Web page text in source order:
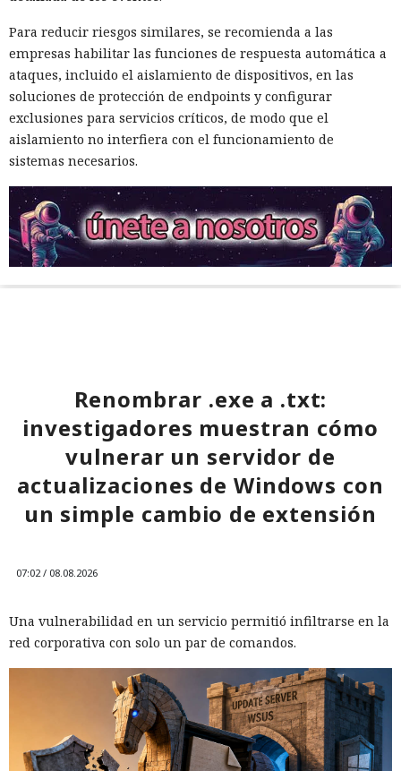
Para reducir riesgos similares, se recomienda a las
empresas habilitar las funciones de respuesta automática a
ataques, incluido el aislamiento de dispositivos, en las
soluciones de protección de endpoints y configurar
exclusiones para servicios críticos, de modo que el
aislamiento no interfiera con el funcionamiento de
sistemas necesarios.
Renombrar .exe a .txt:
investigadores muestran cómo
vulnerar un servidor de
actualizaciones de Windows con
un simple cambio de extensión
07:02 / 08.08.2026
Una vulnerabilidad en un servicio permitió infiltrarse en la
red corporativa con solo un par de comandos.